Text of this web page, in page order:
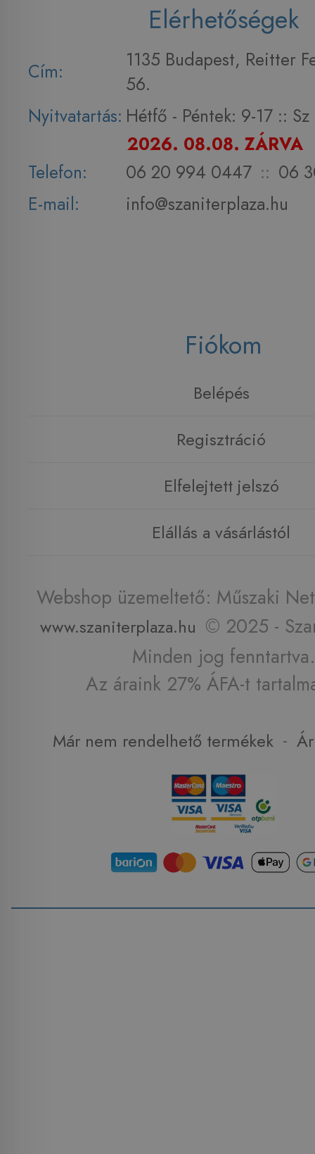
Elérhetőségek
Cím:
1135 Budapest, Reitter
56.
Nyitvatartás: Hétfő - Péntek: 9-17 :: Sz
2026. 08.08. ZÁRVA
Telefon:
06 20 994 0447 :: 06
E-mail:
info@szaniterplaza.hu
Fiókom
Belépés
Regisztráció
Elfelejtett jelszó
Elállás a vásárlástól
Webshop üzemeltető: Műszaki
www.szaniterplaza.hu © 2025 -
Minden jog fenntartva.
Az áraink 27% ÁFA-t
Már nem rendelhető termékek -